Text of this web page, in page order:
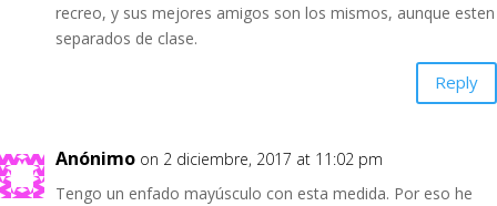
recreo, y sus mejores amigos son los mismos, aunque esten
separados de clase.
Reply
Anónimo on 2 diciembre, 2017 at 11:02 pm
Tengo un enfado mayúsculo con esta medida. Por eso he